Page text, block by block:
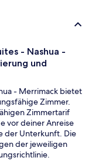
- Nashua -
und
- Merrimack bietet
Zimmer.
Zimmertarif
vor deiner Anreise
der Unterkunft. Die
der jeweiligen